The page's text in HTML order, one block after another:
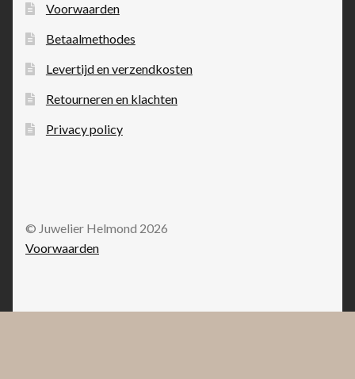
Voorwaarden
Betaalmethodes
Levertijd en verzendkosten
Retourneren en klachten
Privacy policy
© Juwelier Helmond 2026
Voorwaarden